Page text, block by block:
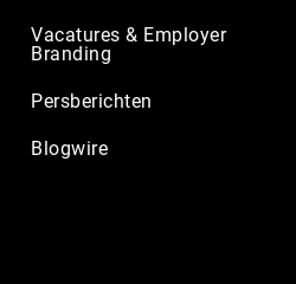
Vacatures & Employer
Branding
Persberichten
Blogwire